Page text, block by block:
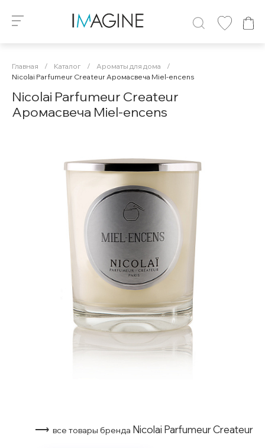
Главная / Каталог / Ароматы для дома
/
Nicolai Parfumeur Createur Аромасвеча Miel-encens
Nicolai Parfumeur Createur
Аромасвеча Miel-encens
⟶ все товары бренда Nicolai Parfumeur Createur